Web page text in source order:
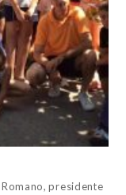
presidente